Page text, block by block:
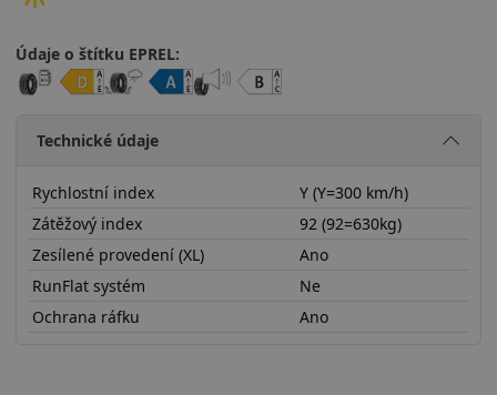
Údaje o štítku EPREL:
Technické údaje
Rychlostní index
Y (Y=300 km/h)
Zátěžový index
92 (92=630kg)
Zesílené provedení (XL)
Ano
RunFlat systém
Ne
Ochrana ráfku
Ano